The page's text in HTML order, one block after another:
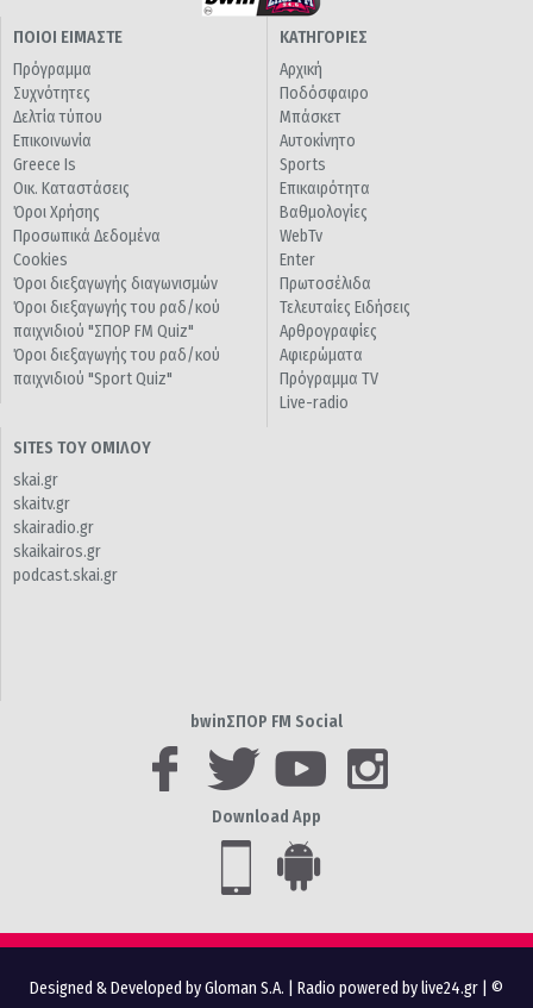
ΠΟΙΟΙ ΕΙΜΑΣΤΕ
Πρόγραμμα
Συχνότητες
Δελτία τύπου
Επικοινωνία
Greece Is
Οικ. Καταστάσεις
Όροι Χρήσης
Προσωπικά Δεδομένα
Cookies
Όροι διεξαγωγής διαγωνισμών
Όροι διεξαγωγής του ραδ/κού
παιχνιδιού "ΣΠΟΡ FM Quiz"
Όροι διεξαγωγής του ραδ/κού
παιχνιδιού "Sport Quiz"
ΚΑΤΗΓΟΡΙΕΣ
Αρχική
Ποδόσφαιρο
Μπάσκετ
Αυτοκίνητο
Sports
Επικαιρότητα
Βαθμολογίες
WebTv
Enter
Πρωτοσέλιδα
Τελευταίες Ειδήσεις
Αρθρογραφίες
Αφιερώματα
Πρόγραμμα TV
Live-radio
SITES ΤΟΥ ΟΜΙΛΟΥ
skai.gr
skaitv.gr
skairadio.gr
skaikairos.gr
podcast.skai.gr
bwinΣΠΟΡ FM Social
Download App
Designed & Developed by Gloman S.A. Radio powered by live24.gr | ©